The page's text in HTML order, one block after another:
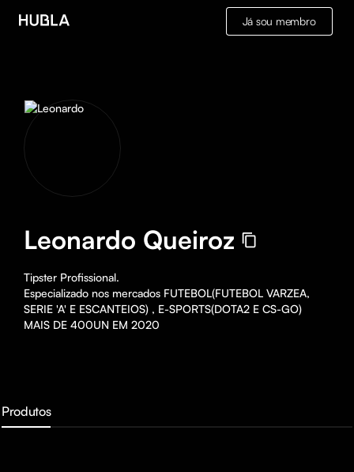
Já sou membro
Leonardo Queiroz
Tipster Profissional.
Especializado nos mercados FUTEBOL(FUTEBOL VARZEA,
SERIE 'A' E ESCANTEIOS) , E-SPORTS(DOTA2 E CS-GO)
MAIS DE 400UN EM 2020
Produtos